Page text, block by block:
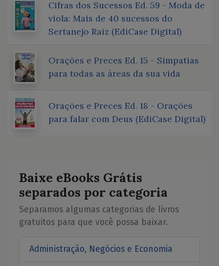
Cifras dos Sucessos Ed. 59 - Moda de
viola: Mais de 40 sucessos do
Sertanejo Raiz (EdiCase Digital)
Orações e Preces Ed. 15 - Simpatias
para todas as áreas da sua vida
Orações e Preces Ed. 18 - Orações
para falar com Deus (EdiCase Digital)
Baixe eBooks Grátis
separados por categoria
Separamos algumas categorias de livros
gratuitos para que você possa baixar.
Administração, Negócios e Economia